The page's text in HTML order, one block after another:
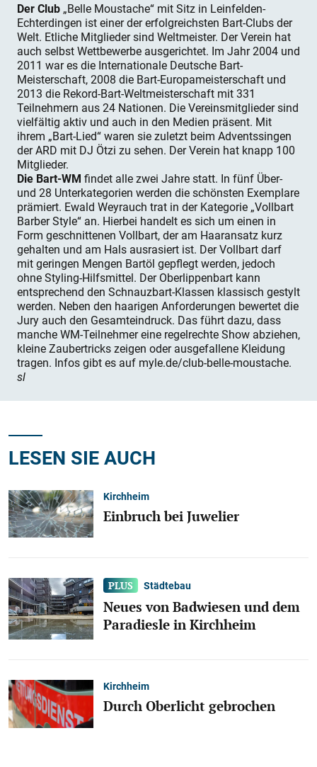
Der Club „Belle Mous­tache“ mit Sitz in Leinfelden-
Echterdingen ist einer der erfolgreichsten Bart-Clubs der
Welt. Etliche Mitglieder sind Weltmeister. Der Verein hat
auch selbst Wettbewerbe ausgerichtet. Im Jahr 2004 und
2011 war es die Internationale Deutsche Bart-
Meisterschaft, 2008 die Bart-Europameis­terschaft und
2013 die Rekord-Bart-Weltmeisterschaft mit 331
Teilnehmern aus 24 Nationen. Die Vereinsmitglieder sind
vielfältig aktiv und auch in den Medien präsent. Mit
ihrem „Bart-Lied“ waren sie zuletzt beim Adventssingen
der ARD mit DJ Ötzi zu sehen. Der Verein hat knapp 100
Mitglieder.
Die Bart-WM findet alle zwei Jahre statt. In fünf Über-
und 28 Unterkategorien werden die schönsten Exemplare
prämiert. Ewald Weyrauch trat in der Kategorie „Vollbart
Barber Style“ an. Hierbei handelt es sich um einen in
Form geschnittenen Vollbart, der am Haaransatz kurz
gehalten und am Hals ausrasiert ist. Der Vollbart darf
mit geringen Mengen Bartöl gepflegt werden, jedoch
ohne Styling-Hilfsmittel. Der Oberlippenbart kann
entsprechend den Schnauzbart-Klassen klassisch gestylt
werden. Neben den haarigen Anforderungen bewertet die
Jury auch den Gesamteindruck. Das führt dazu, dass
manche WM-Teilnehmer eine regelrechte Show abziehen,
kleine Zaubertricks zeigen oder ausgefallene Kleidung
tragen. Infos gibt es auf myle.de/club-belle-moustache.
sl
LESEN SIE AUCH
Kirchheim
Einbruch bei Juwelier
Städtebau
Neues von Badwiesen und dem
Paradiesle in Kirchheim
Kirchheim
Durch Oberlicht gebrochen